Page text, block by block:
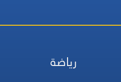
رياضة